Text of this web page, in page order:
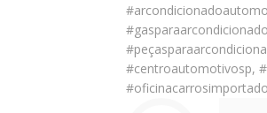
#centroautomotivosp,